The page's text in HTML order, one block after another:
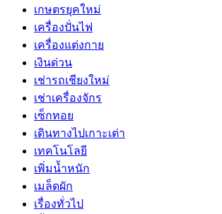
เกษตรยุคใหม่
เครื่องปั่นไฟ
เครื่องแต่งกาย
เงินด่วน
เช่ารถเชียงใหม่
เช่าเครื่องจักร
เซ็กทอย
เดินทางไปเกาะเต่า
เทคโนโลยี
เพิ่มน้ำหนัก
เมล็ดผัก
เรื่องทั่วไป